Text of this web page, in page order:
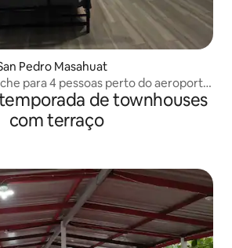
Pedro Masahuat
para 4 pessoas perto do aeroporto
de townhouses
com terraço